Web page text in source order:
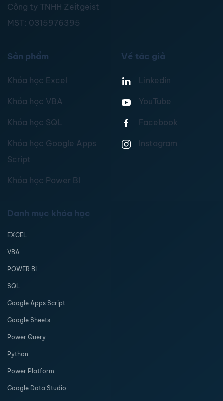
Công ty TNHH Zeitgeist
MST: 0315976395
Sản phẩm
Khóa học Excel
Khóa học VBA
Khóa học SQL
Khóa học Google Apps
Script
Khóa học Power BI
Về tác giả
Linkedin
YouTube
Facebook
Instagram
Danh mục khóa học
EXCEL
VBA
POWER BI
SQL
Google Apps Script
Google Sheets
Power Query
Python
Power Platform
Google Data Studio